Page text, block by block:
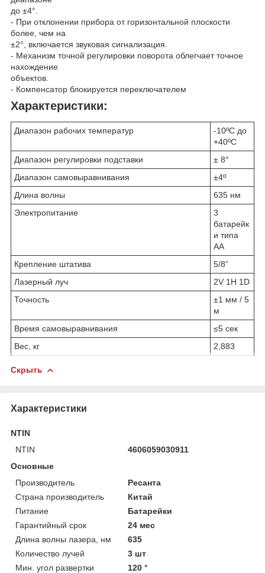
до ±4°.
- При отклонении прибора от горизонтальной плоскости
более, чем на
±2°, включается звуковая сигнализация.
- Механизм точной регулировки поворота облегчает точное
нахождение
объектов.
- Компенсатор блокируется переключателем
Характеристики:
Диапазон рабочих температур
-10ºС до
+40ºС
Диапазон регулировки подставки
± 8°
Диапазон самовыравнивания
±4º
Длина волны
635 нм
Электропитание
3
батарейк
и типа
АА
Крепление штатива
5/8”
Лазерный луч
2V 1H 1D
Точность
±1 мм / 5
м
Время самовыравнивания
≤5 сек
Вес, кг
2,883
Скрыть
Характеристики
NTIN
NTIN
4606059030911
Основные
Производитель
Ресанта
Страна производитель
Китай
Питание
Батарейки
Гарантийный срок
24 мес
Длина волны лазера, нм
635
Количество лучей
3 шт
Мин. угол развертки
120 °